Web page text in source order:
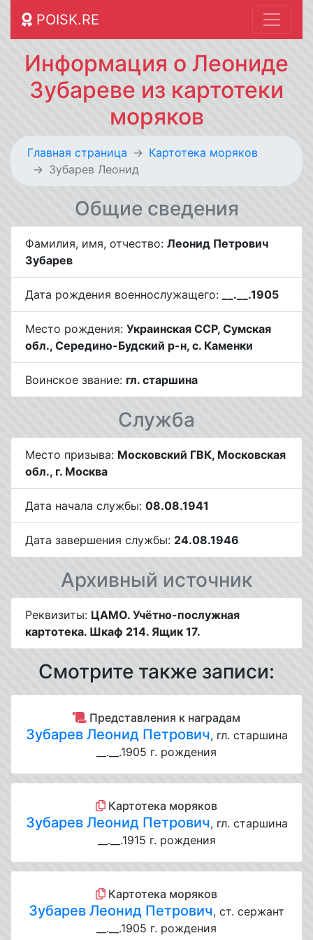
POISK.RE
Информация о Леониде
Зубареве из картотеки
моряков
Главная страница
Картотека моряков
Зубарев Леонид
Общие сведения
Фамилия, имя, отчество: Леонид Петрович
Зубарев
Дата рождения военнослужащего: __.__.1905
Место рождения: Украинская ССР, Сумская
обл., Середино-Будский р-н, с. Каменки
Воинское звание: гл. старшина
Служба
Место призыва: Московский ГВК, Московская
обл., г. Москва
Дата начала службы: 08.08.1941
Дата завершения службы: 24.08.1946
Архивный источник
Реквизиты: ЦАМО. Учётно-послужная
картотека. Шкаф 214. Ящик 17.
Смотрите также записи:
Представления к наградам
Зубарев Леонид Петрович, гл. старшина
__.__.1905 г. рождения
Картотека моряков
Зубарев Леонид Петрович, гл. старшина
__.__.1915 г. рождения
Картотека моряков
Зубарев Леонид Петрович, ст. сержант
__.__.1905 г. рождения